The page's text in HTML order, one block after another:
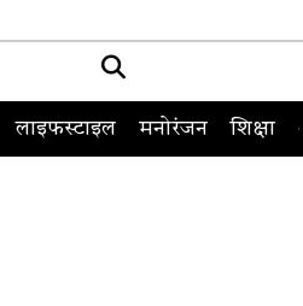
लाइफस्टाइल मनोरंजन शिक्षा